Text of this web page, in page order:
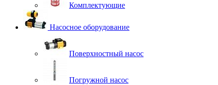
Комплектующие
Насосное оборудование
Поверхностный насос
Погружной насос